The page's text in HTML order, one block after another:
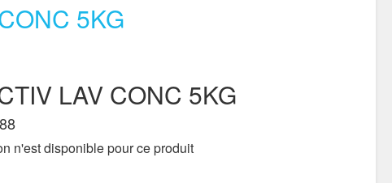
5KG
LAV CONC 5KG
n'est disponible pour ce produit